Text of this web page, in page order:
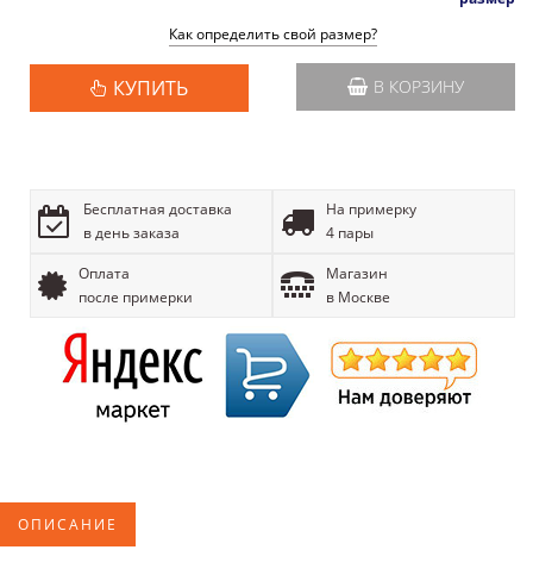
Как определить свой размер?
КУПИТЬ В КОРЗИНУ
Бесплатная доставка
в день заказа
На примерку
4 пары
Оплата
после примерки
Магазин
в Москве
ОПИСАНИЕ